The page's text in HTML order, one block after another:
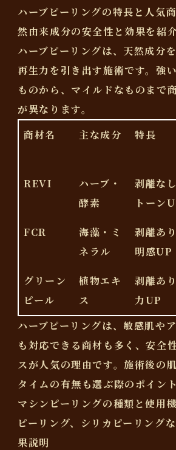
ハーブピーリングの特長と人気
然由来成分の安全性と効果を紹
ハーブピーリングは、天然成分
再生力を引き出す施術です。強
ものから、マイルドなものまで
が異なります。
商材名
主な成分 特長
REVI
ハーブ・
酵素
剥離な
トーン
FCR
海藻・ミ
ネラル
剥離あ
明感UP
グリーン
ピール
植物エキ
ス
剥離あ
力UP
ハーブピーリングは、 敏感肌や
も対応できる商材も多く、安全
スが人気の理由です。施術後の
タイムの有無も選ぶ際のポイント
マシンピーリングの種類と使用
ピーリング、シリカピーリング
果説明